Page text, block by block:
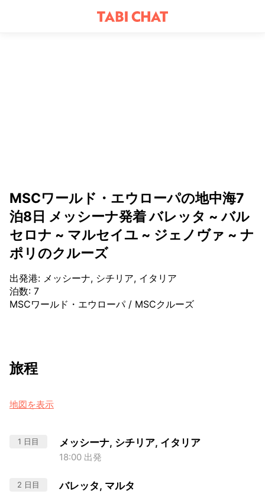
MSCワールド・エウローパの地中海7
泊8日 メッシーナ発着 バレッタ ~ バル
セロナ ~ マルセイユ ~ ジェノヴァ ~ ナ
ポリのクルーズ
出発港: メッシーナ, シチリア, イタリア
泊数: 7
MSCワールド・エウローパ/ MSCクルーズ
旅程
地図を表示
1 日目 メッシーナ, シチリア, イタリア
18:00 出発
2 日目 バレッタ, マルタ